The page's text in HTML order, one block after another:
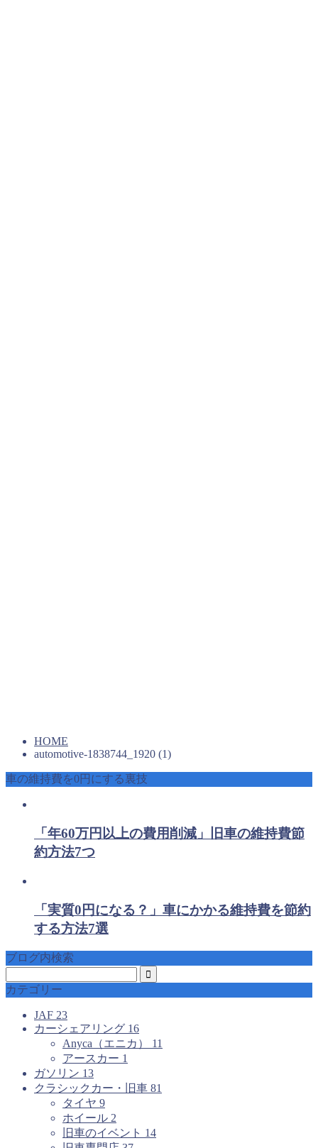
HOME
automotive-1838744_1920 (1)
車の維持費を0円にする裏技
「年60万円以上の費用削減」旧車の維持費節
約方法7つ
「実質0円になる？」車にかかる維持費を節約
する方法7選
ブログ内検索
カテゴリー
JAF 23
カーシェアリング 16
Anyca（エニカ） 11
アースカー 1
ガソリン 13
クラシックカー・旧車 81
タイヤ 9
ホイール 2
旧車のイベント 14